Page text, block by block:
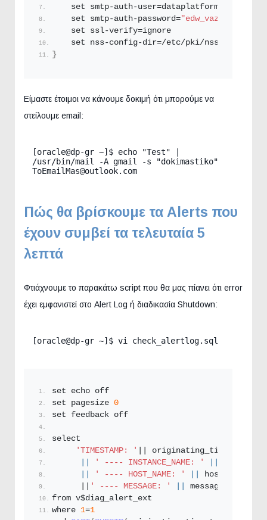
    set smtp-auth-user=dataplatform.
    set smtp-auth-password=
    set ssl-verify=ignore
    set nss-config-dir=/etc/pki/nssdb
}
Είμαστε έτοιμοι να κάνουμε δοκιμή ότι μπορούμε να
στείλουμε email:
[oracle@dp-gr ~]$ echo "Test" |
/usr/bin/mail -A gmail -s "dokimastiko"
Πώς θα βρίσκουμε τα Alerts που
έχουν συμβεί τα τελευταία 5
λεπτά
Φτιάχνουμε το παρακάτω script που θα μας πίανει ότι error
έχει εμφανιστεί στο Alert Log ή διαδικασία Shutdown:
[oracle@dp-gr ~]$ vi check_alertlog.sql
set echo off
set pagesize 0
set feedback off
select
'TIMESTAMP: '
|| originating_timestamp
' ---- INSTANCE_NAME: '
' ---- HOST_NAME: '
host_id
' ---- MESSAGE: '
message_text
from v$diag_alert_ext
where 1=1